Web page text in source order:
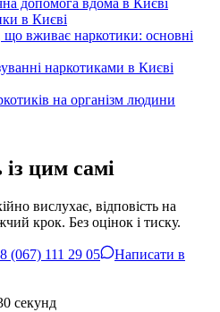
допомога вдома в Києві
в Києві
що вживає наркотики: основні
наркотиками в Києві
на організм людини
цим самі
вислухає, відповість на
крок. Без оцінок і тиску.
(067) 111 29 05
Написати в
секунд